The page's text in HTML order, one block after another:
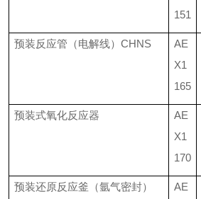
151
预装反应管（电解线） CHNS
AE
X1
165
预装式氧化反应器
AE
X1
170
预装还原反应釜（氩气密封）
AE